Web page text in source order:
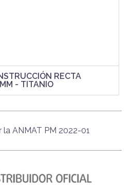
RECTA
- TITANIO
ANMAT PM 2022-01